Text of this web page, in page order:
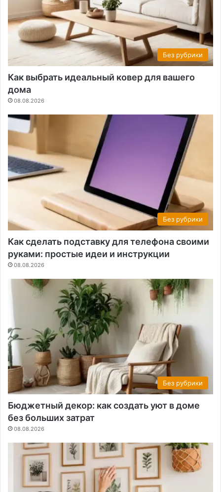
Без рубрики
Как выбрать идеальный ковер для вашего
дома
08.08.2026
Без рубрики
Как сделать подставку для телефона своими
руками: простые идеи и инструкции
08.08.2026
Без рубрики
Бюджетный декор: как создать уют в доме
без больших затрат
08.08.2026